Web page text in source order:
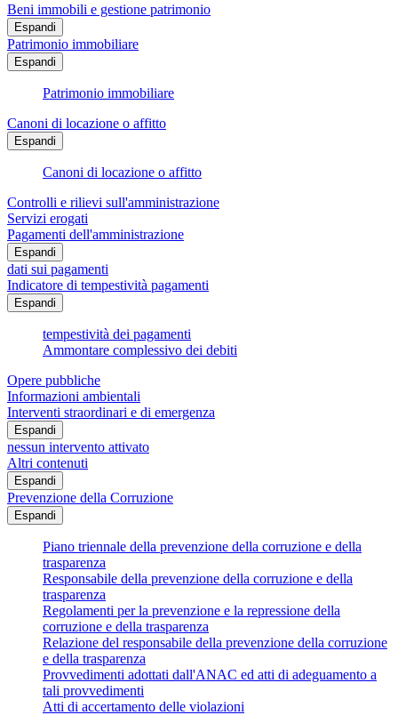
Beni immobili e gestione patrimonio
Espandi
Patrimonio immobiliare
Espandi
Patrimonio immobiliare
Canoni di locazione o affitto
Espandi
Canoni di locazione o affitto
Controlli e rilievi sull'amministrazione
Servizi erogati
Pagamenti dell'amministrazione
Espandi
dati sui pagamenti
Indicatore di tempestività pagamenti
Espandi
tempestività dei pagamenti
Ammontare complessivo dei debiti
Opere pubbliche
Informazioni ambientali
Interventi straordinari e di emergenza
Espandi
nessun intervento attivato
Altri contenuti
Espandi
Prevenzione della Corruzione
Espandi
Piano triennale della prevenzione della corruzione e della
trasparenza
Responsabile della prevenzione della corruzione e della
trasparenza
Regolamenti per la prevenzione e la repressione della
corruzione e della trasparenza
Relazione del responsabile della prevenzione della corruzione
e della trasparenza
Provvedimenti adottati dall'ANAC ed atti di adeguamento a
tali provvedimenti
Atti di accertamento delle violazioni